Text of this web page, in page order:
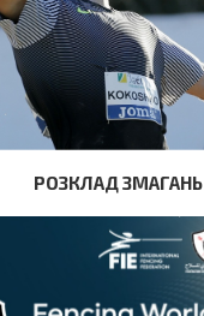
РОЗКЛАД ЗМАГАНЬ